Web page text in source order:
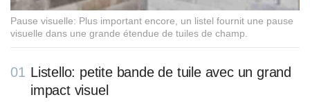
Pause visuelle: Plus important encore, un listel fournit une pause
visuelle dans une grande étendue de tuiles de champ.
01 Listello: petite bande de tuile avec un grand
impact visuel